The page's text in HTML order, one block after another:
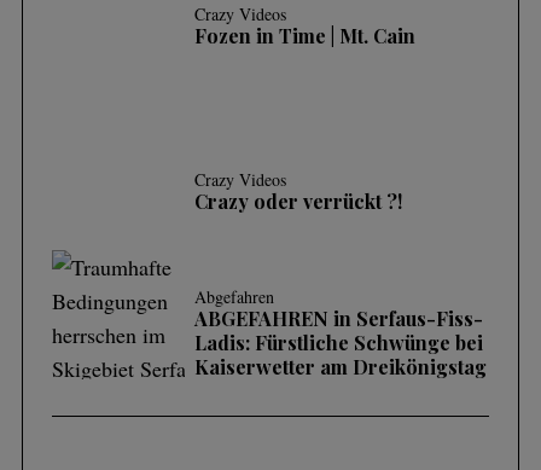
Crazy Videos
Fozen in Time | Mt. Cain
Crazy Videos
Crazy oder verrückt ?!
Abgefahren
ABGEFAHREN in Serfaus-Fiss-
Ladis: Fürstliche Schwünge bei
Kaiserwetter am Dreikönigstag